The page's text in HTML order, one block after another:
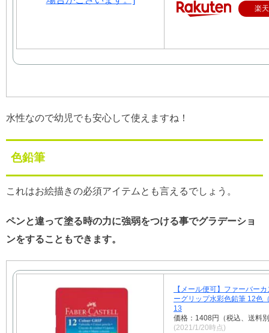
楽
水性なので幼児でも安心して使えますね！
色鉛筆
これはお絵描きの必須アイテムとも言えるでしょう。
ペンと違って塗る時の力に強弱をつける事でグラデーショ
ンをすることもできます。
【メール便可】ファーバー
ーグリップ水彩色鉛筆 12色
13
価格：1408円（税込、送料
(2021/1/20時点)